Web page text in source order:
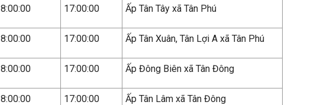
8:00:00 17:00:00 Ấp Tân Tây xã Tân Phú
8:00:00 17:00:00 Ấp Tân Xuân, Tân Lợi A xã Tân Phú
8:00:00 17:00:00 Ấp Đông Biên xã Tân Đông
8:00:00 17:00:00 Ấp Tân Lâm xã Tân Đông